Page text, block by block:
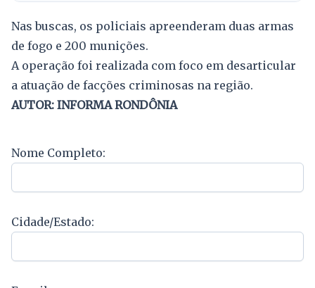
Nas buscas, os policiais apreenderam duas armas
de fogo e 200 munições.
A operação foi realizada com foco em desarticular
a atuação de facções criminosas na região.
AUTOR: INFORMA RONDÔNIA
Nome Completo:
Cidade/Estado: